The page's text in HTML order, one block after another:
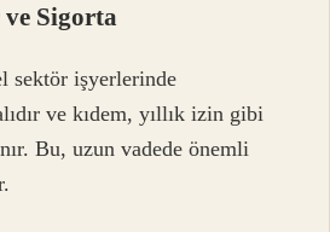
Sigorta
sektör işyerlerinde
ve kıdem, yıllık izin gibi
Bu, uzun vadede önemli